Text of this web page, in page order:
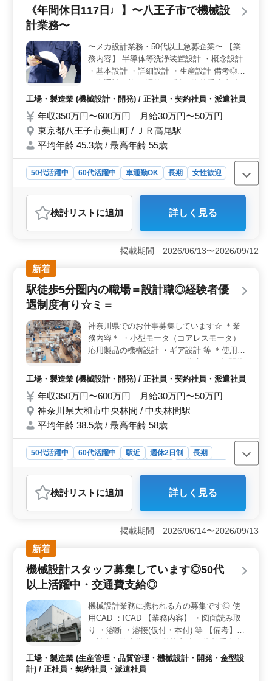
を感じられるポジションです。 ＜車通勤OKでアクセ
ス便利＞ 最寄り駅は橋本駅。無料駐車場完備で車通勤
も可能。通勤ストレスなく、快適な環境でお仕事に専念
できます。
《年間休日117日♩】〜八王子市で機械設
計業務〜
〜メカ設計業務・50代以上急募企業〜 【業
務内容】 半導体等洗浄装置設計 ・概念設計
・基本設計 ・詳細設計 ・生産設計 備考◎
あり 経験重視です☆ ご転職活動されている
ちしていおります♪
工場・製造業 (機械設計・開発) / 正社員・契約社員・派遣社員
年収350万円〜600万円 月給30万円〜50万円
東京都八王子市美山町 / ＪＲ高尾駅
平均年齢 45.3歳 / 最高年齢 55歳
50代活躍中 60代活躍中 車通勤OK 長期
女性歓迎
おすすめポイント
＜年間休日117日でワークライフバランス◎＞ 土日祝休
みの週休2日制で、年間休日117日。夏季休暇やGW休暇
もあり、メリハリをつけながら働けます。ワークライフ
バランスを大切にする企業です。 ＜機械設計経験者
大歓迎＞ 機械設計経験5年以上の方を求めています。半
導体等洗浄装置の概念設計から生産設計まで幅広い業務
をおまかせします。経験を活かして活躍でき、さらなる
スキルアップもできます。 ＜車通勤可能でアクセス
完備で、通勤ストレスなく通勤できます。アクセスのし
やすさが魅力の一つです。
検討リスト に追加 詳しく見る
掲載期間 2026/06/13〜2026/09/12
新着
駅徒歩5分圏内の職場＝設計職◎経験者優
遇制度有り☆ミ＝
神奈川県でのお仕事募集しています☆ ＊業
務内容＊ ・小型モータ（コアレスモータ）
応用製品の機構設計 ・ギア設計 等 ＊使用
日126日 ・駅チカ 今までの経験を存分に活
しております♬
工場・製造業 (機械設計・開発) / 正社員・契約社員・派遣社員
年収350万円〜600万円 月給30万円〜50万円
神奈川県大和市中央林間 / 中央林間駅
平均年齢 38.5歳 / 最高年齢 58歳
50代活躍中 60代活躍中 駅近 週休2日制
長期
おすすめポイント
＜経験を活かせる＞ 神奈川県大和市で設計職募集
中。 SOLIDWORKSを使用し、小型モータやコアレスモ
実。 設計経験・設計力を活かしたい方に最適な職
場。 ＜経験者優遇制度と働きやすい条件＞ 機械設
計経験5年以上の方を募集します。経験者優遇制度もあり
ます。 駅徒歩5分で通勤も便利。週休2日制で、年間休
日126日。ワークライフバランスを保ちながら、充実した
仕事に取り組めます。 ＜新たなスキルアップも＞
今までの経験を存分に発揮し、機械設計のプロとしてス
キルを磨くチャンス。皆様のご応募をお待ちしていま
す！
検討リスト に追加 詳しく見る
掲載期間 2026/06/14〜2026/09/13
新着
機械設計スタッフ募集しています◎50代
以上活躍中・交通費支給◎
機械設計業務に携われる方の募集です◎ 使
用CAD ：ICAD 【業務内容】 ・図面読み取
り ・溶断 ・溶接(仮付・本付) 等 【備考】
・社会保険完備 ・作業着支給 ・資格手当支
給あり ・マイカー通勤可（無料駐車場あ
り） ☆溶接工経験者5年以上急募 ☆ご転職
工場・製造業 (生産管理・品質管理・機械設計・開発・金型設
計) / 正社員・契約社員・派遣社員